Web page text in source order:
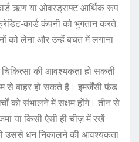
ऋण या ओवरड्राफ्ट आर्थिक रूप
कार्ड कंपनी को भुगतान करते
को लेना और उन्हें बचत में लगाना
की आवश्यकता हो सकती
से बाहर हो सकते हैं। इमर्जेंसी फंड
को संभालने में सक्षम होंगे। तीन से
या किसी ऐसी ही चीज़ में रखें
उससे धन निकालने की आवश्यकता